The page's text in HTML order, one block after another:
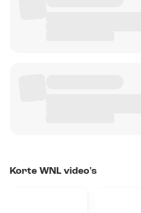
Korte WNL video's